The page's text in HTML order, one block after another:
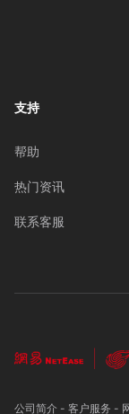
支持
帮助
热门资讯
联系客服
公司简介 - 客户服务 -